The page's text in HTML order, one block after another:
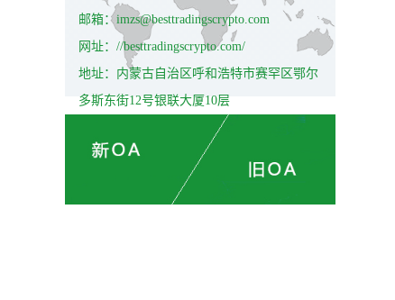
邮箱：imzs@besttradingscrypto.com
网址：//besttradingscrypto.com/
地址：内蒙古自治区呼和浩特市赛罕区鄂尔
多斯东街12号银联大厦10层